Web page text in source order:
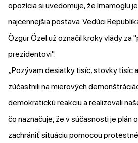
opozícia si uvedomuje, že İmamoglu
najcennejšia postava. Vedúci
Özgür Özel už označil kroky vlády za
prezidentovi".
„Pozývam desiatky tisíc, stovky tisíc
zúčastnili na mierových
demokratickú reakciu a realizovali
čo naznačuje, že v súčasnosti je plán
zachrániť situáciu pomocou